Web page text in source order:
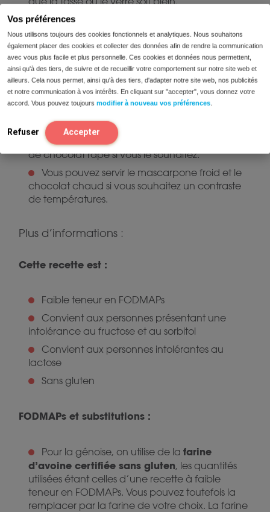
Vos préférences
Nous utilisons toujours des cookies fonctionnels et analytiques. Nous souhaitons
également placer des cookies et collecter des données afin de rendre la communication
avec vous plus facile et plus personnelle. Ces cookies et données nous permettent,
ainsi qu'à des tiers, de suivre et de recueillir votre comportement sur notre site web et
ailleurs. Cela nous permet, ainsi qu'à des tiers, d'adapter notre site web, nos publicités
et notre communication à vos intérêts. En cliquant sur "accepter", vous donnez votre
accord. Vous pouvez toujours modifier à nouveau vos préférences.
Refuser Accepter
Placer la Cioccofondente au réfrigérateur
pendant au moins 1 à 2 heures pour permettre
aux couches de prendre et au dessert de
refroidir complètement.
Servir :
Servir frais, décoré d’un peu de cacao en
poudre, de morceaux de fruits secs ou même
de chocolat râpé si vous le souhaitez.
Vous pouvez servir le mascarpone froid et le
chocolat chaud si vous souhaitez un contraste
de températures.
Plus d’informations :
Cette recette est :
Faible teneur en FODMAPs
Convient aux personnes présentant une
intolérance au fructose et au sorbitol
Convient aux personnes intolérantes au
lactose
Sans gluten
FODMAPs et substitutions :
Pour la génoise, on utilise de la farine
d’avoine certifiée sans gluten, les quantités
utilisées étant celles d’une recette à faible
teneur en FODMAPs. Vous pouvez toutefois la
remplacer par la farine de votre choix. La farine